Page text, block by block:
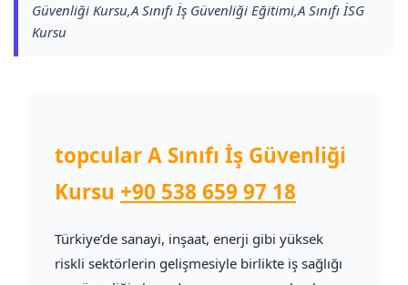
Güvenliği Kursu,A Sınıfı İş Güvenliği Eğitimi,A Sınıfı İSG
Kursu
topcular A Sınıfı İş Güvenliği
Kursu +90 538 659 97 18
Türkiye’de sanayi, inşaat, enerji gibi yüksek
riskli sektörlerin gelişmesiyle birlikte iş sağlığı